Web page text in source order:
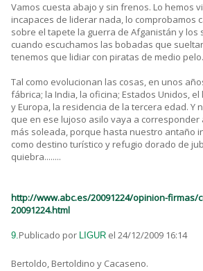
Vamos cuesta abajo y sin frenos. Lo hemos
incapaces de liderar nada, lo comprobamos
sobre el tapete la guerra de Afganistán y los
cuando escuchamos las bobadas que
tenemos que lidiar con piratas de medio pelo.
Tal como evolucionan las cosas, en unos
fábrica; la India, la oficina; Estados Unidos,
y Europa, la residencia de la tercera edad. Y
que en ese lujoso asilo vaya a corresponder
más soleada, porque hasta nuestro antaño
como destino turístico y refugio dorado de
quiebra........
http://www.abc.es/20091224/opinion-firmas/
20091224.html
9.Publicado por LIGUR el 24/12/2009 16:14
Bertoldo, Bertoldino y Cacaseno.